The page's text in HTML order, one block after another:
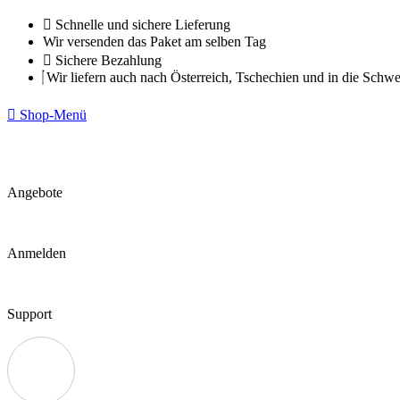
Zum
Inhalt
springen
Schnelle und sichere Lieferung
Wir versenden das Paket am selben Tag
Sichere Bezahlung
Wir liefern auch nach Österreich, Tschechien und in die
Shop-Menü
Angebote
Anmelden
Support